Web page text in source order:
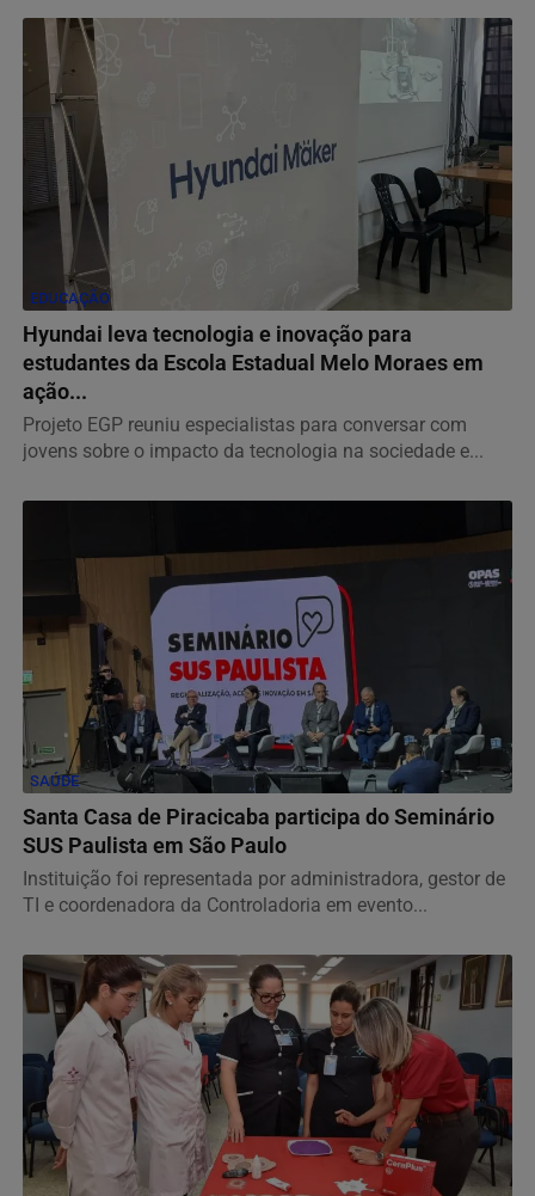
EDUCAÇÃO
Hyundai leva tecnologia e inovação para
estudantes da Escola Estadual Melo Moraes em
ação...
Projeto EGP reuniu especialistas para conversar com
jovens sobre o impacto da tecnologia na sociedade e...
SAÚDE
Santa Casa de Piracicaba participa do Seminário
SUS Paulista em São Paulo
Instituição foi representada por administradora, gestor de
TI e coordenadora da Controladoria em evento...